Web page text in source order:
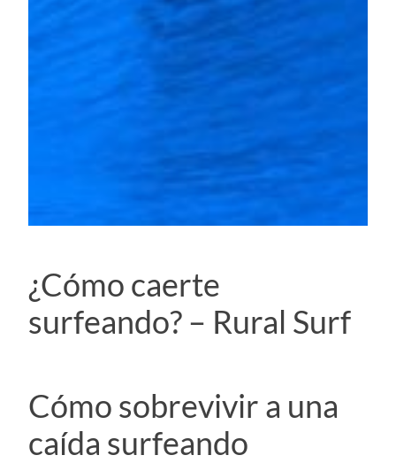
¿Cómo caerte
surfeando? – Rural Surf
Cómo sobrevivir a una
caída surfeando